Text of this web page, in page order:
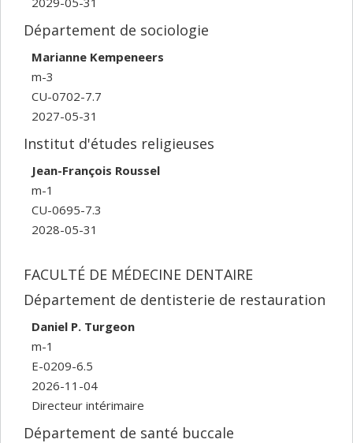
Département de sociologie
Marianne Kempeneers
m-3
CU-0702-7.7
2027-05-31
Institut d'études religieuses
Jean-François Roussel
m-1
CU-0695-7.3
2028-05-31
FACULTÉ DE MÉDECINE DENTAIRE
Département de dentisterie de restauration
Daniel P. Turgeon
m-1
E-0209-6.5
2026-11-04
Directeur intérimaire
Département de santé buccale